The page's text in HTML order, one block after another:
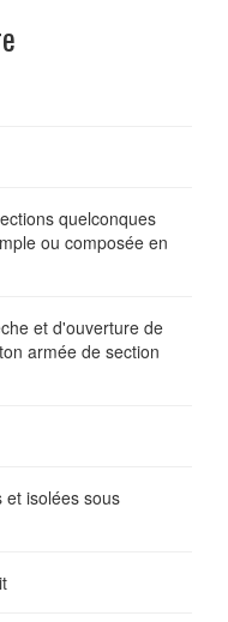
quelconques
ou composée en
et d'ouverture de
armée de section
et isolées sous